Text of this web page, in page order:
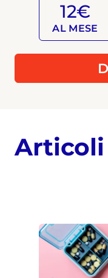
12€
AL MESE